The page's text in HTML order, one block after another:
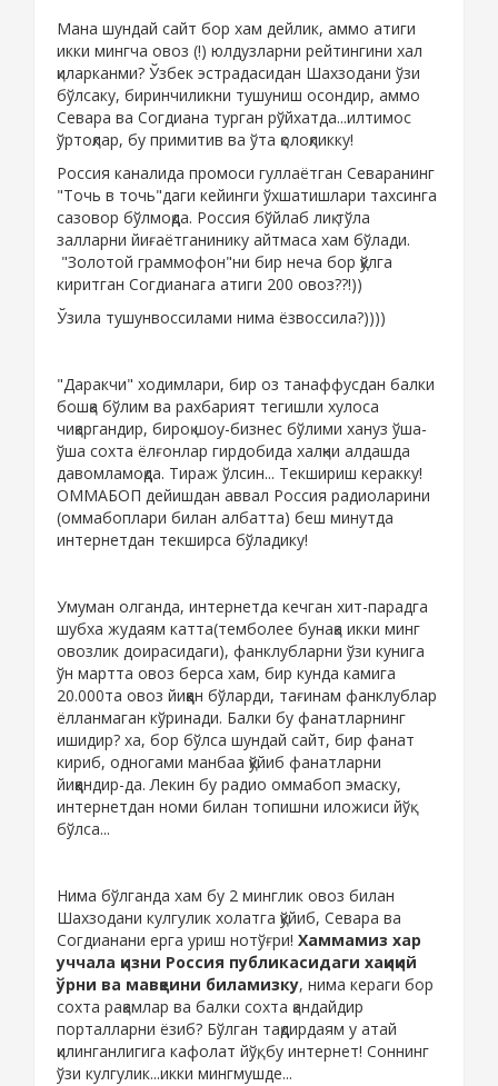
Мана шундай сайт бор хам дейлик, аммо атиги
икки мингча овоз (!) юлдузларни рейтингини хал
қиларканми? Ўзбек эстрадасидан Шахзодани ўзи
бўлсаку, биринчиликни тушуниш осондир, аммо
Севара ва Согдиана турган рўйхатда...илтимос
ўртоқлар, бу примитив ва ўта қолоқликку!
Россия каналида промоси гуллаётган Севаранинг
"Точь в точь"даги кейинги ўхшатишлари тахсинга
сазовор бўлмоқда. Россия бўйлаб лиқ тўла
залларни йиғаётганинику айтмаса хам бўлади.
"Золотой граммофон"ни бир неча бор қўлга
киритган Согдианага атиги 200 овоз??!))
Ўзила тушунвоссилами нима ёзвоссила?))))
"Даракчи" ходимлари, бир оз танаффусдан балки
бошқа бўлим ва рахбарият тегишли хулоса
чиқаргандир, бироқ шоу-бизнес бўлими хануз ўша-
ўша сохта ёлғонлар гирдобида халқни алдашда
давомламоқда. Тираж ўлсин... Текшириш керакку!
ОММАБОП дейишдан аввал Россия радиоларини
(оммабоплари билан албатта) беш минутда
интернетдан текширса бўладику!
Умуман олганда, интернетда кечган хит-парадга
шубха жудаям катта(темболее бунақа икки минг
овозлик доирасидаги), фанклубларни ўзи кунига
ўн мартта овоз берса хам, бир кунда камига
20.000та овоз йиққан бўларди, тағинам фанклублар
ёлланмаган кўринади. Балки бу фанатларнинг
ишидир? ха, бор бўлса шундай сайт, бир фанат
кириб, одногами манбаа қўйиб фанатларни
йиққандир-да. Лекин бу радио оммабоп эмаску,
интернетдан номи билан топишни иложиси йўқ
бўлса...
Нима бўлганда хам бу 2 минглик овоз билан
Шахзодани кулгулик холатга қўйиб, Севара ва
Согдианани ерга уриш нотўғри! Хаммамиз хар
уччала қизни Россия публикасидаги хақиқий
ўрни ва мавқеини биламизку, нима кераги бор
сохта рақамлар ва балки сохта қандайдир
порталларни ёзиб? Бўлган тақдирдаям у атай
қилинганлигига кафолат йўқ, бу интернет! Соннинг
ўзи кулгулик...икки мингмушде...